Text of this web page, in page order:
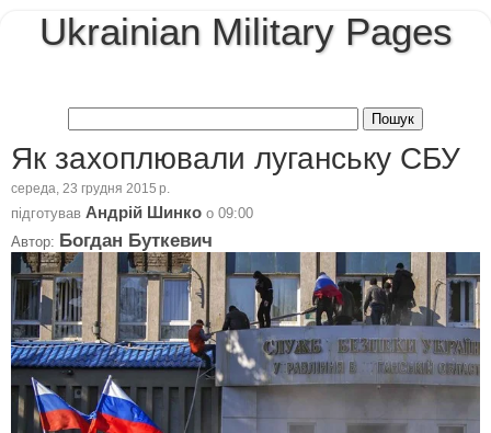
Ukrainian Military Pages
Як захоплювали луганську СБУ
середа, 23 грудня 2015 р.
підготував Андрій Шинко о 09:00
Автор: Богдан Буткевич